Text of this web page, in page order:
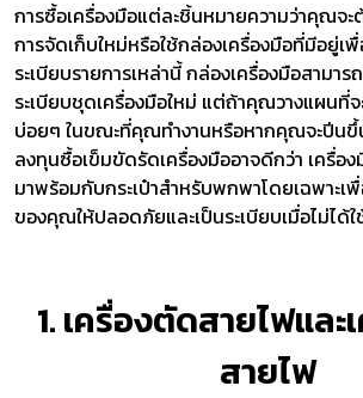
การซื้อเครื่องมือแต่ละชิ้นหมายความว่าคุณจะ
การจัดเก็บใหม่หรือใช้กล่องเครื่องมือที่มีอยู่เ
ระเบียบรายการเหล่านี้ กล่องเครื่องมือสามา
ระเบียบชุดเครื่องมือใหม่ แต่ถ้าคุณวางแผนที่จ
บ่อยๆ ในขณะที่คุณทำงานหรือหากคุณจะปีนขึ้
ลงทุนซื้อเข็มขัดรัดเครื่องมืออาจดีกว่า เครื่อง
มาพร้อมกับกระเป๋าสำหรับพกพาโดยเฉพาะเ
ของคุณให้ปลอดภัยและเป็นระเบียบเมื่อไม่ได้ใ
1. เครื่องตัดสายไฟแล
สายไฟ